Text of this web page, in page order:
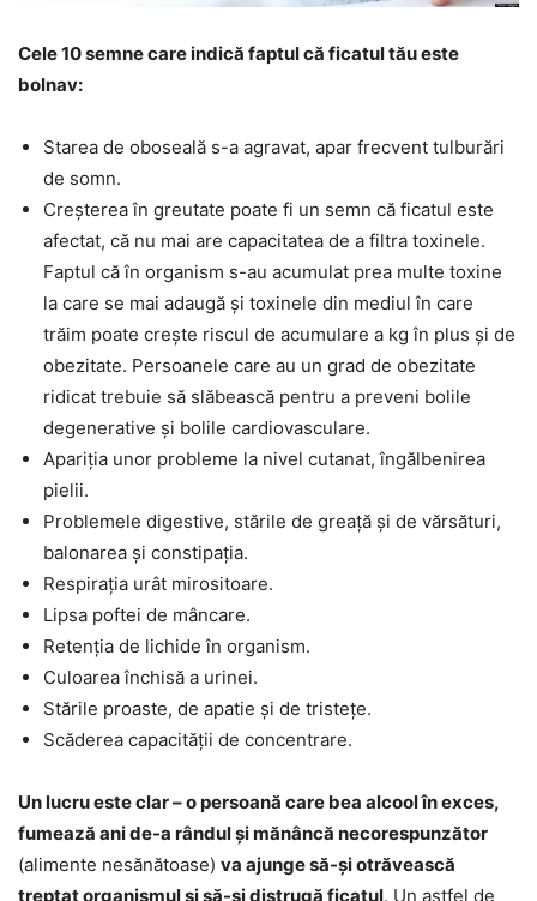
Cele 10 semne care indică faptul că ficatul tău este
bolnav:
Starea de oboseală s-a agravat, apar frecvent tulburări
de somn.
Creșterea în greutate poate fi un semn că ficatul este
afectat, că nu mai are capacitatea de a filtra toxinele.
Faptul că în organism s-au acumulat prea multe toxine
la care se mai adaugă și toxinele din mediul în care
trăim poate crește riscul de acumulare a kg în plus și de
obezitate. Persoanele care au un grad de obezitate
ridicat trebuie să slăbească pentru a preveni bolile
degenerative și bolile cardiovasculare.
Apariția unor probleme la nivel cutanat, îngălbenirea
pielii.
Problemele digestive, stările de greață și de vărsături,
balonarea și constipația.
Respirația urât mirositoare.
Lipsa poftei de mâncare.
Retenția de lichide în organism.
Culoarea închisă a urinei.
Stările proaste, de apatie și de tristețe.
Scăderea capacității de concentrare.
Un lucru este clar – o persoană care bea alcool în exces,
fumează ani de-a rândul și mănâncă necorespunzător
(alimente nesănătoase) va ajunge să-și otrăvească
treptat organismul și să-și distrugă ficatul. Un astfel de